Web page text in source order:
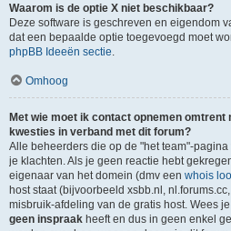
Waarom is de optie X niet beschikbaar?
Deze software is geschreven en eigendom
dat een bepaalde optie toegevoegd moet
phpBB Ideeën sectie
Omhoog
Met wie moet ik contact opnemen
kwesties in verband met dit forum?
Alle beheerders die op de "het team"-
je klachten. Als je geen reactie hebt
eigenaar van het domein (dmv een whois
host staat (bijvoorbeeld xsbb.nl,
misbruik-afdeling van de gratis host. Wees
geen inspraak heeft en dus in geen enkel